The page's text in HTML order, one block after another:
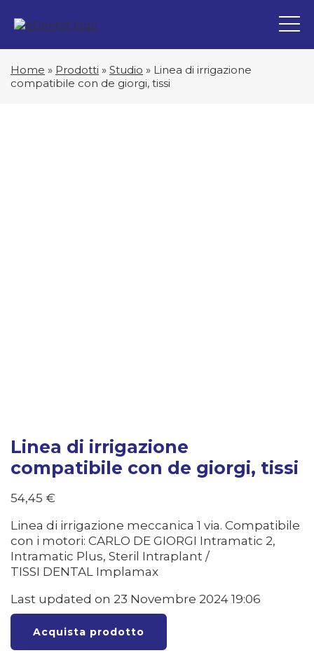
Home » Prodotti » Studio » Linea di irrigazione
compatibile con de giorgi, tissi
Linea di irrigazione
compatibile con de giorgi, tissi
54,45 €
Linea di irrigazione meccanica 1 via. Compatibile
con i motori: CARLO DE GIORGI Intramatic 2,
Intramatic Plus, Steril Intraplant /
TISSI DENTAL Implamax
Last updated on 23 Novembre 2024 19:06
Acquista prodotto